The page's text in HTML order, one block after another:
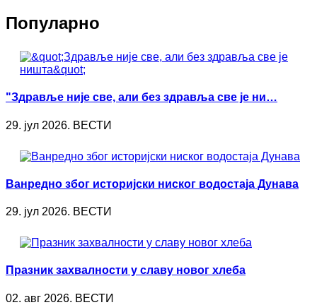
Популарно
"Здравље није све, али без здравља све је ни…
29. јул 2026. ВЕСТИ
Ванредно због историјски ниског водостаја Дунава
29. јул 2026. ВЕСТИ
Празник захвалности у славу новог хлеба
02. авг 2026. ВЕСТИ